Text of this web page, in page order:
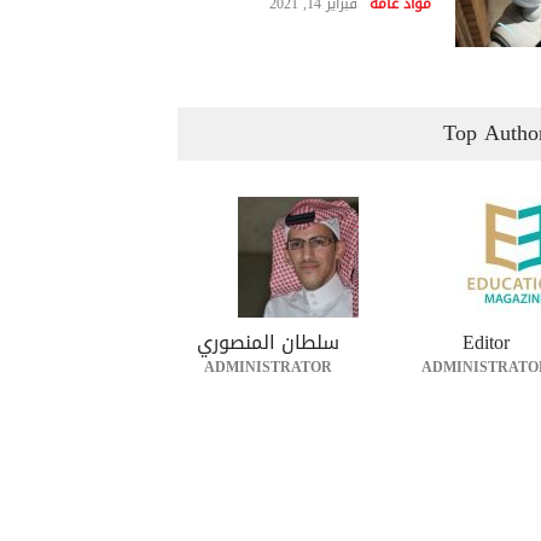
Top
Editor سلطان المنصوري
ADMINISTRATOR